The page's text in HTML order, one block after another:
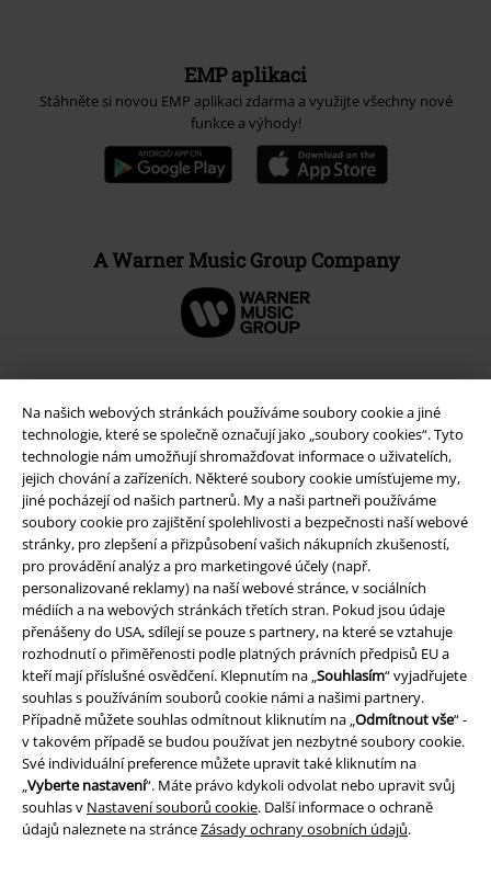
Na našich webových stránkách používáme soubory cookie a jiné
technologie, které se společně označují jako „soubory cookies“. Tyto
technologie nám umožňují shromažďovat informace o uživatelích,
jejich chování a zařízeních. Některé soubory cookie umísťujeme my,
jiné pocházejí od našich partnerů. My a naši partneři používáme
soubory cookie pro zajištění spolehlivosti a bezpečnosti naší webové
stránky, pro zlepšení a přizpůsobení vašich nákupních zkušeností,
pro provádění analýz a pro marketingové účely (např.
personalizované reklamy) na naší webové stránce, v sociálních
médiích a na webových stránkách třetích stran. Pokud jsou údaje
přenášeny do USA, sdílejí se pouze s partnery, na které se vztahuje
rozhodnutí o přiměřenosti podle platných právních předpisů EU a
kteří mají příslušné osvědčení. Klepnutím na „Souhlasím“ vyjadřujete
souhlas s používáním souborů cookie námi a našimi partnery.
Případně můžete souhlas odmítnout kliknutím na „Odmítnout vše“ -
v takovém případě se budou používat jen nezbytné soubory cookie.
Své individuální preference můžete upravit také kliknutím na
„Vyberte nastavení“. Máte právo kdykoli odvolat nebo upravit svůj
souhlas v Nastavení souborů cookie. Další informace o ochraně
údajů naleznete na stránceZásady ochrany osobních údajů.
EMP aplikaci
Stáhněte si novou EMP aplikaci zdarma a využijte všechny nové
funkce a výhody!
A Warner Music Group Company
Právní informace
Podmínky
Prohlášení
Ochrana osobních údajů
Likvidace odpadu a ochrana životního prostředí
Prohlášení o shodě